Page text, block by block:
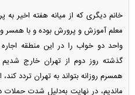
خانم دیگری که از میانه هفته اخیر
معلم آموزش و پرورش بوده و با همسر
واحد دو خواب را در این منطقه
گذشته روز دوم از تهران خارج
همسرم روزانه بتواند به تهران تردد
ماندیم، در نهایت به‌دلیل شدت